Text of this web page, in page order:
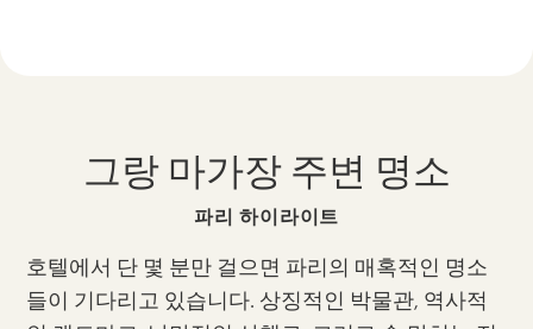
그랑 마가장 주변 명소
파리 하이라이트
호텔에서 단 몇 분만 걸으면 파리의 매혹적인 명소
들이 기다리고 있습니다. 상징적인 박물관, 역사적